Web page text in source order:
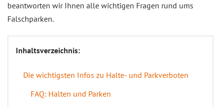
beantworten wir Ihnen alle wichtigen Fragen rund ums
Falschparken.
Inhaltsverzeichnis:
Die wichtigsten Infos zu Halte- und Parkverboten
FAQ: Halten und Parken